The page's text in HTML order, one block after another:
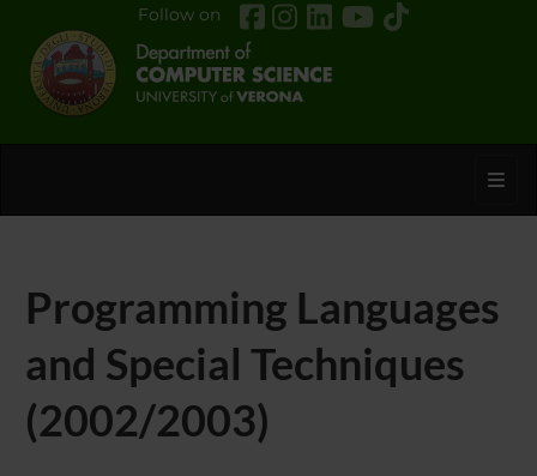
Follow on
Programming Languages
and Special Techniques
(2002/2003)